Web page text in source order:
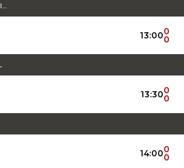
13:000
0
13:300
0
14:000
0